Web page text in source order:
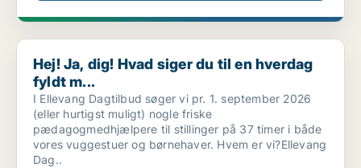
Hej! Ja, dig! Hvad siger du til en hverdag fyldt m...
Hej! Ja, dig! Hvad siger du til en hverdag
fyldt m...
I Ellevang Dagtilbud søger vi pr. 1. september 2026
(eller hurtigst muligt) nogle friske
pædagogmedhjælpere til stillinger på 37 timer i både
vores vuggestuer og børnehaver. Hvem er vi?Ellevang
Dag..